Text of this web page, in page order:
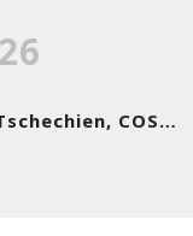
21.-22.08.26 in Plasy bei Pilsen / Tschechien, COSMO BASE